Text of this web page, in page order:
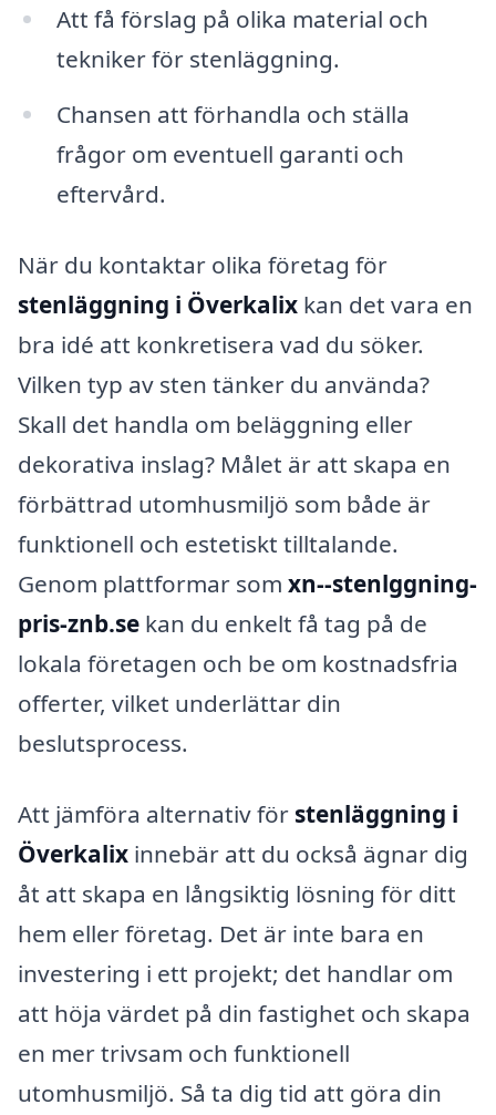
Att få förslag på olika material och
tekniker för stenläggning.
Chansen att förhandla och ställa
frågor om eventuell garanti och
eftervård.
När du kontaktar olika företag för
stenläggning i Överkalix kan det vara en
bra idé att konkretisera vad du söker.
Vilken typ av sten tänker du använda?
Skall det handla om beläggning eller
dekorativa inslag? Målet är att skapa en
förbättrad utomhusmiljö som både är
funktionell och estetiskt tilltalande.
Genom plattformar som xn--stenlggning-
pris-znb.se kan du enkelt få tag på de
lokala företagen och be om kostnadsfria
offerter, vilket underlättar din
beslutsprocess.
Att jämföra alternativ för stenläggning i
Överkalix innebär att du också ägnar dig
åt att skapa en långsiktig lösning för ditt
hem eller företag. Det är inte bara en
investering i ett projekt; det handlar om
att höja värdet på din fastighet och skapa
en mer trivsam och funktionell
utomhusmiljö. Så ta dig tid att göra din